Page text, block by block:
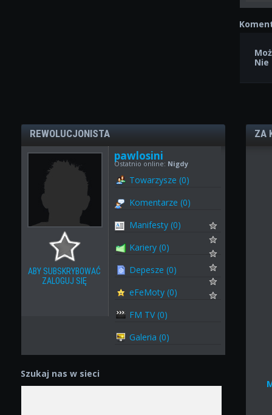
REWOLUCJONISTA
ABY SUBSKRYBOWAĆ
ZALOGUJ SIĘ
pawlosini
Ostatnio online: Nigdy
Towarzysze (0)
Komentarze (0)
Manifesty (0)
Kariery (0)
Depesze (0)
eFeMoty (0)
FM TV (0)
Galeria (0)
Szukaj nas w sieci
ZA